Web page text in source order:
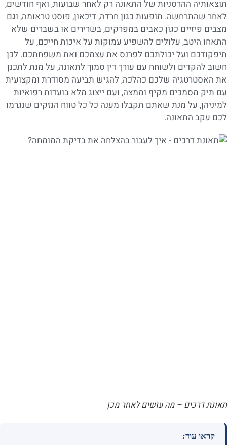
תוצאותיה ההרסניות של התאונה רק לאחר שבועות, ואף חודשים,
לאחר שהתרחשה. תופעות כגון חרדה, דיכאון, פוסט טראומה, וגם
מצבים פיזיים כגון כאבים במפרקים, בשרירים או בשברים שלא
התאחו היטב, עלולים להשפיע עמוקות על איכות חייכם, על
תיפקודכם ועל יכולתכם לפרנס את עצמכם ואת משפחתכם. לכן
חשוב להקדים ולשוחח עם עורך דין סמוך לתאונה, על מנת לתכנן
את האסטרטגיה שלכם כהלכה, להגיש תביעה מסודרת ומקצועית
עם תיק מסמכים מקיף וממצה, ועם ייצוג מלא בועדות רפואיות
למיניהן, על מנת שאתם תקבלו מענה כל כל טווח הנזקים שנגרמו
לכם עקב התאונה.
תאונת דרכים – מה עושים לאחר מכן
קראו עוד: